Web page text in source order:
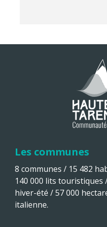
Les communes
8 communes / 15 482
140 000 lits
hiver-été / 57 000
italienne.